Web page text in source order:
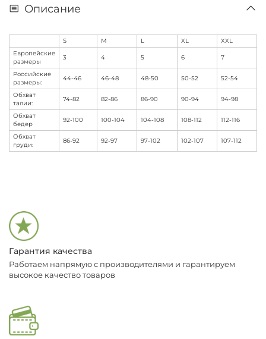
Описание
S M L XL
XXL
Европейские
размеры
3 4 5 6 7
Российские
размеры:
44-46 46-48 48-50 50-52 52-54
Обхват
талии:
74-82 82-86 86-90 90-94 94-98
Обхват
бедер
92-100 100-104 104-108 108-112 112-116
Обхват
груди:
86-92 92-97 97-102 102-107 107-112
Гарантия качества
Работаем напрямую с производителями и гарантируем
высокое качество товаров